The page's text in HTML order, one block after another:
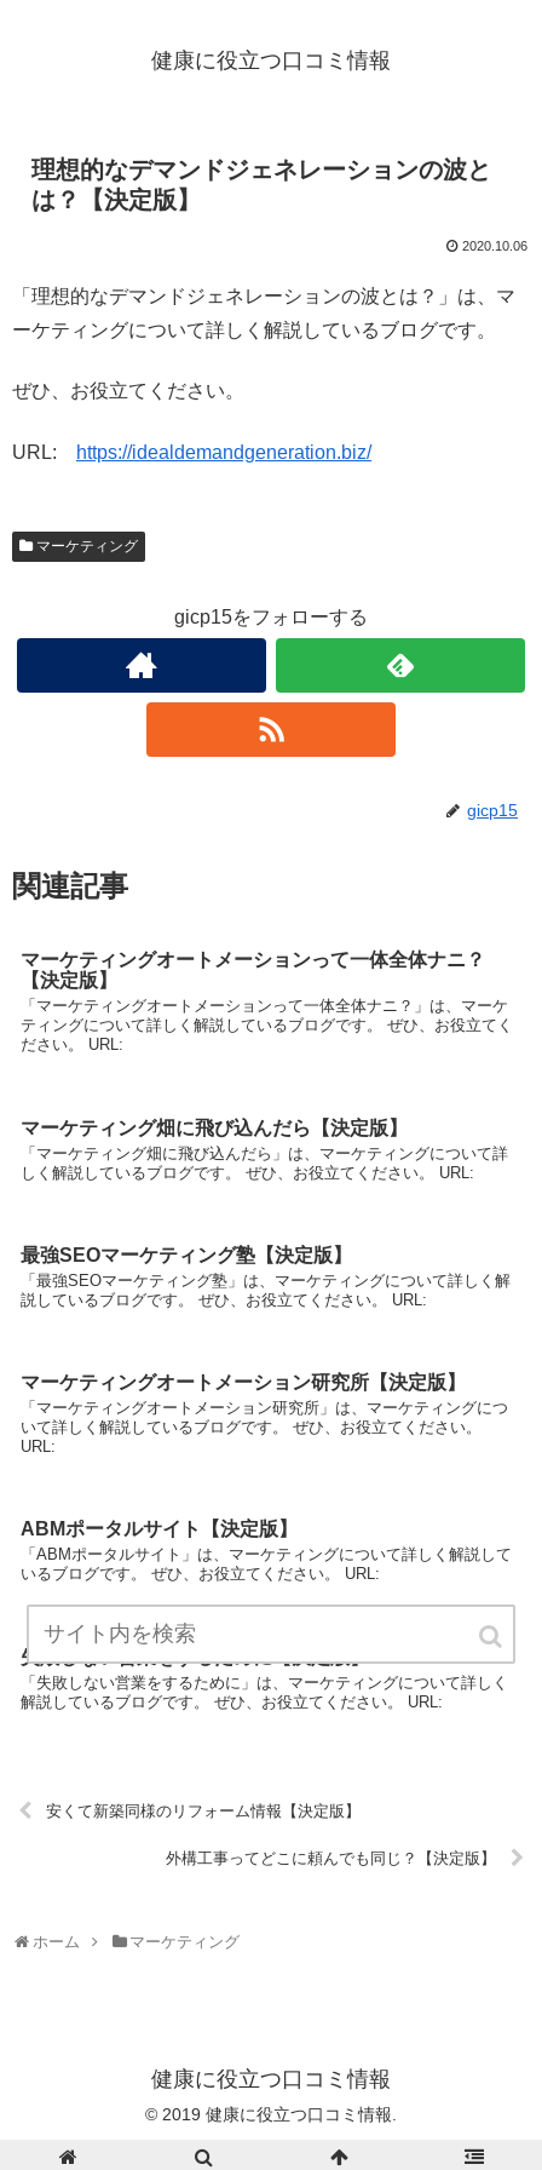
健康に役立つ口コミ情報
理想的なデマンドジェネレーションの波と
は？【決定版】
2020.10.06
「理想的なデマンドジェネレーションの波とは？」は、マ
ーケティングについて詳しく解説しているブログです。
ぜひ、お役立てください。
URL: https://idealdemandgeneration.biz/
マーケティング
gicp15をフォローする
gicp15
関連記事
マーケティングオートメーションって一体全体ナニ？
【決定版】
「マーケティングオートメーションって一体全体ナニ？」は、マーケ
ティングについて詳しく解説しているブログです。 ぜひ、お役立てく
ださい。 URL:
マーケティング畑に飛び込んだら【決定版】
「マーケティング畑に飛び込んだら」は、マーケティングについて詳
しく解説しているブログです。 ぜひ、お役立てください。 URL:
最強SEOマーケティング塾【決定版】
「最強SEOマーケティング塾」は、マーケティングについて詳しく解
説しているブログです。 ぜひ、お役立てください。 URL:
マーケティングオートメーション研究所【決定版】
「マーケティングオートメーション研究所」は、マーケティングにつ
いて詳しく解説しているブログです。 ぜひ、お役立てください。
URL:
ABMポータルサイト【決定版】
「ABMポータルサイト」は、マーケティングについて詳しく解説して
いるブログです。 ぜひ、お役立てください。 URL:
失敗しない営業をするために【決定版】
「失敗しない営業をするために」は、マーケティングについて詳しく
解説しているブログです。 ぜひ、お役立てください。 URL:
安くて新築同様のリフォーム情報【決定版】
外構工事ってどこに頼んでも同じ？【決定版】
ホーム マーケティング
健康に役立つ口コミ情報
© 2019 健康に役立つ口コミ情報.